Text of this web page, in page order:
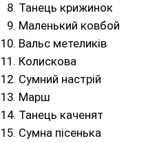
Танець крижинок
Маленький ковбой
Вальс метеликів
Колискова
Сумний настрій
Марш
Танець каченят
Сумна пісенька